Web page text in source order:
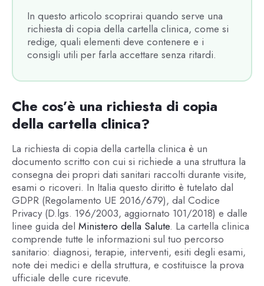
In questo articolo scoprirai quando serve una
richiesta di copia della cartella clinica, come si
redige, quali elementi deve contenere e i
consigli utili per farla accettare senza ritardi.
Che cos’è una richiesta di copia
della cartella clinica?
La richiesta di copia della cartella clinica è un
documento scritto con cui si richiede a una struttura la
consegna dei propri dati sanitari raccolti durante visite,
esami o ricoveri. In Italia questo diritto è tutelato dal
GDPR (Regolamento UE 2016/679), dal Codice
Privacy (D.lgs. 196/2003, aggiornato 101/2018) e dalle
linee guida del Ministero della Salute. La cartella clinica
comprende tutte le informazioni sul tuo percorso
sanitario: diagnosi, terapie, interventi, esiti degli esami,
note dei medici e della struttura, e costituisce la prova
ufficiale delle cure ricevute.